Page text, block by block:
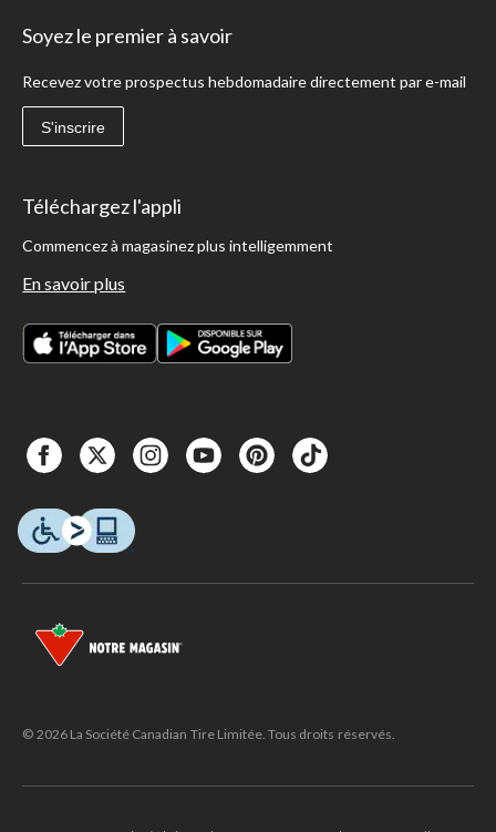
Soyez le premier à savoir
Recevez votre prospectus hebdomadaire directement par e-mail
S'inscrire
Téléchargez l'appli
Commencez à magasinez plus intelligemment
En savoir plus
© 2026 La Société Canadian Tire Limitée. Tous droits réservés.